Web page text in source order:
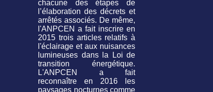
chacune des étapes de
l’élaboration des décrets et
arrêtés associés. De même,
l'ANPCEN a fait inscrire en
2015 trois articles relatifs à
l'éclairage et aux nuisances
lumineuses dans la Loi de
transition énergétique.
L'ANPCEN a fait
reconnaître en 2016 les
paysages nocturnes comme